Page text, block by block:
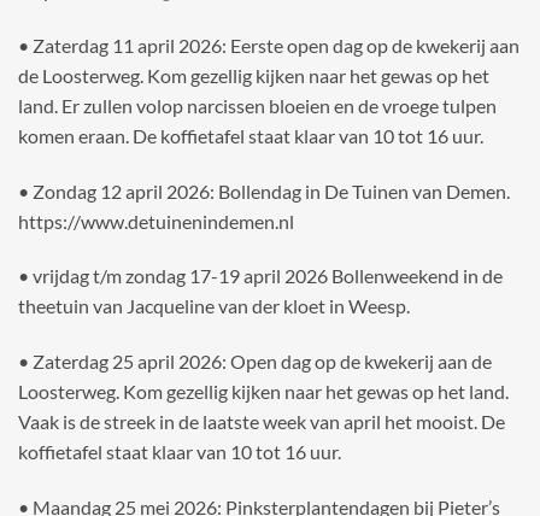
• Zaterdag 11 april 2026: Eerste open dag op de kwekerij aan
de Loosterweg. Kom gezellig kijken naar het gewas op het
land. Er zullen volop narcissen bloeien en de vroege tulpen
komen eraan. De koffietafel staat klaar van 10 tot 16 uur.
• Zondag 12 april 2026: Bollendag in De Tuinen van Demen.
https://www.detuinenindemen.nl
• vrijdag t/m zondag 17-19 april 2026 Bollenweekend in de
theetuin van Jacqueline van der kloet in Weesp.
• Zaterdag 25 april 2026: Open dag op de kwekerij aan de
Loosterweg. Kom gezellig kijken naar het gewas op het land.
Vaak is de streek in de laatste week van april het mooist. De
koffietafel staat klaar van 10 tot 16 uur.
• Maandag 25 mei 2026: Pinksterplantendagen bij Pieter’s